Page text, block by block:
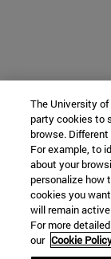
The University
party cookies to
browse.
For example, to
about your
personalize how
cookies you
will remain
For more
our Cookie